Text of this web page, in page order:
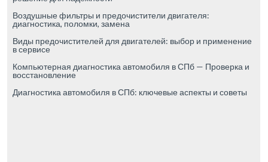
Воздушные фильтры и предочистители двигателя:
диагностика, поломки, замена
Виды предочистителей для двигателей: выбор и применение
в сервисе
Компьютерная диагностика автомобиля в СПб — Проверка и
восстановление
Диагностика автомобиля в СПб: ключевые аспекты и советы